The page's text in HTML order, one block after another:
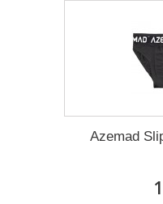
Azemad